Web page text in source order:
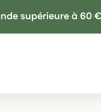
supérieure à 60 €